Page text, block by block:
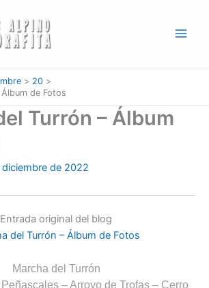
20
de Fotos
Turrón – Álbum
de 2022
Entrada original del blog
del Turrón – Álbum de Fotos
Marcha del Turrón
– Arroyo de Trofas – Cerro